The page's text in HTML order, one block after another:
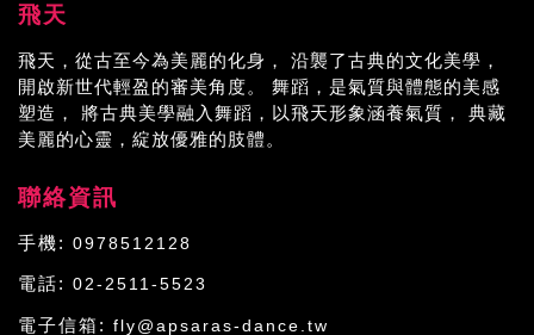
飛天
飛天，從古至今為美麗的化身， 沿襲了古典的文化美學，
開啟新世代輕盈的審美角度。 舞蹈，是氣質與體態的美感
塑造， 將古典美學融入舞蹈，以飛天形象涵養氣質， 典藏
美麗的心靈，綻放優雅的肢體。
聯絡資訊
手機: 0978512128
電話: 02-2511-5523
電子信箱: fly@apsaras-dance.tw